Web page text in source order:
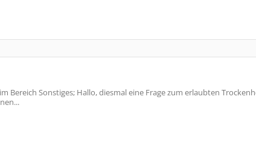
Bereich Sonstiges; Hallo, diesmal eine Frage zum erlaubten